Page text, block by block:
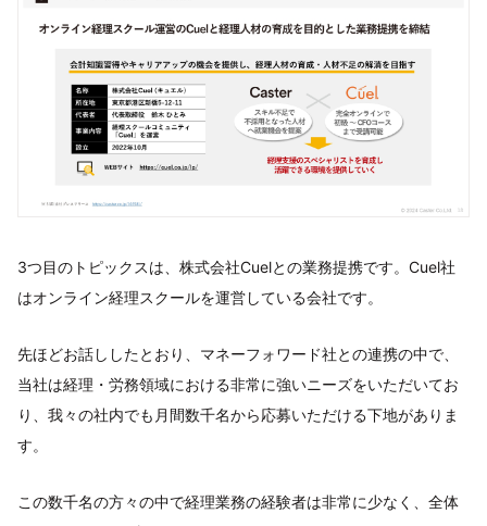
3つ目のトピックスは、株式会社Cuelとの業務提携です。Cuel社
はオンライン経理スクールを運営している会社です。
先ほどお話ししたとおり、マネーフォワード社との連携の中で、
当社は経理・労務領域における非常に強いニーズをいただいてお
り、我々の社内でも月間数千名から応募いただける下地がありま
す。
この数千名の方々の中で経理業務の経験者は非常に少なく、全体